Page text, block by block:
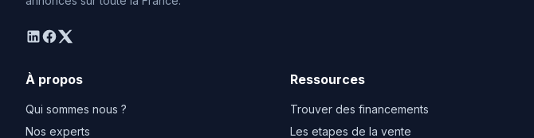
linkedin
facebook
twitter
À propos
Qui sommes nous ?
Nos experts
Ressources
Trouver des financements
Les etapes de la vente